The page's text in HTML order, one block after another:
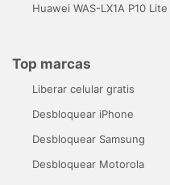
Huawei WAS-LX1A P10 Lite
Top marcas
Liberar celular gratis
Desbloquear iPhone
Desbloquear Samsung
Desbloquear Motorola